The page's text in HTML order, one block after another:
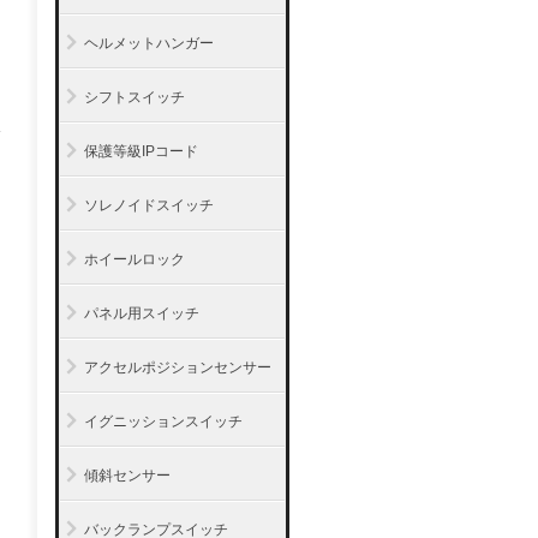
ヘルメットハンガー
シフトスイッチ
保護等級IPコード
ソレノイドスイッチ
ホイールロック
パネル用スイッチ
アクセルポジションセンサー
イグニッションスイッチ
傾斜センサー
バックランプスイッチ